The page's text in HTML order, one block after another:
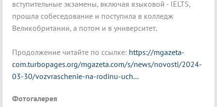
вступительные экзамены, включая языковой - IELTS,
прошла собеседование и поступила в колледж
Великобритании, а потом и в университет.
Продолжение читайте по ссылке: https://mgazeta-
com.turbopages.org/mgazeta.com/s/news/novosti/2024-
03-30/vozvraschenie-na-rodinu-uch...
Фотогалерея